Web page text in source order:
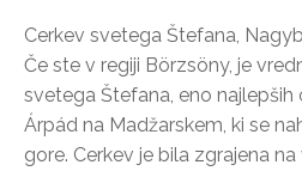
Cerkev svetega Štefana,
Če ste v regiji Börzsöny, je
svetega Štefana, eno
Árpád na Madžarskem, ki se
gore. Cerkev je bila zgrajena